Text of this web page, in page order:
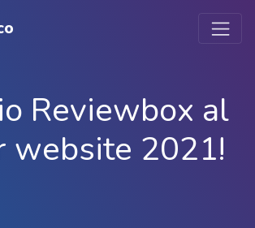
Reviewbox al
website 2021!